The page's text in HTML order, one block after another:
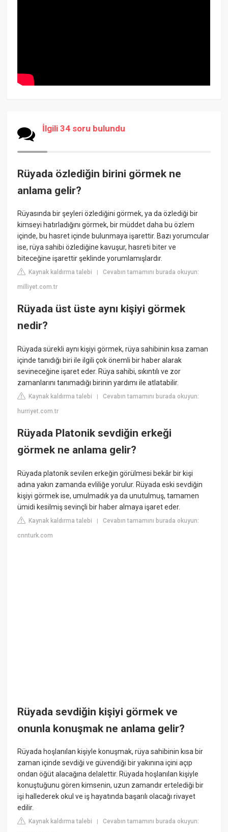
İlgili 34 soru bulundu
Rüyada özlediğin birini görmek ne
anlama gelir?
Rüyasında bir şeyleri özlediğini görmek, ya da özlediği bir
kimseyi hatırladığını görmek, bir müddet daha bu özlem
içinde, bu hasret içinde bulunmaya işarettir. Bazı yorumcular
ise, rüya sahibi özlediğine kavuşur, hasreti biter ve
biteceğine işarettir şeklinde yorumlamışlardır.
Kaynak kaldırma talebi |Cevabın tamamını burada okuyun:
milliyet.com.tr
Rüyada üst üste aynı kişiyi görmek
nedir?
Rüyada sürekli aynı kişiyi görmek, rüya sahibinin kısa zaman
içinde tanıdığı biri ile ilgili çok önemli bir haber alarak
sevineceğine işaret eder. Rüya sahibi, sıkıntılı ve zor
zamanlarını tanımadığı birinin yardımı ile atlatabilir.
Kaynak kaldırma talebi |Cevabın tamamını burada okuyun:
hurriyet.com.tr
Rüyada Platonik sevdiğin erkeği
görmek ne anlama gelir?
Rüyada platonik sevilen erkeğin görülmesi bekâr bir kişi
adına yakın zamanda evliliğe yorulur. Rüyada eski sevdiğin
kişiyi görmek ise, umulmadık ya da unutulmuş, tamamen
ümidi kesilmiş sevinçli bir haber almaya işaret eder.
Kaynak kaldırma talebi |Cevabın tamamını burada okuyun:
cnnturk.com
Rüyada sevdiğin kişiyi görmek ve
onunla konuşmak ne anlama gelir?
Rüyada hoşlanılan kişiyle konuşmak, rüya sahibinin kısa bir
zaman içinde sevdiği ve güvendiği bir yakınına içini açıp
ondan öğüt alacağına delalettir. Rüyada hoşlanılan kişiyle
konuştuğunu gören kimsenin, uzun zamandır ertelediği bir
işi hallederek okul ve iş hayatında başarılı olacağı rivayet
edilir.
Kaynak kaldırma talebi |Cevabın tamamını burada okuyun: